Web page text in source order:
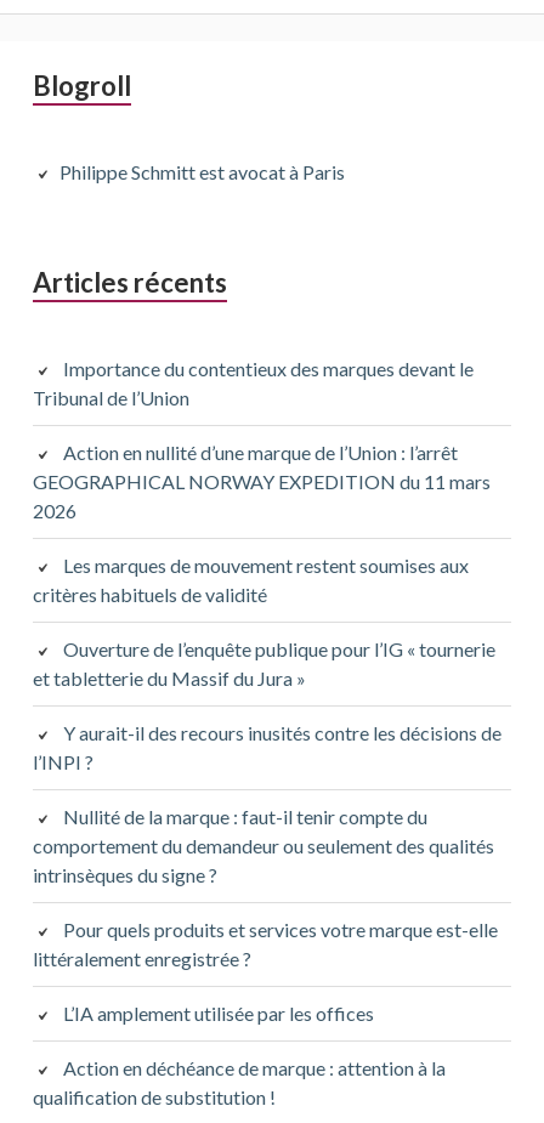
Barre
principale
Blogroll
Philippe Schmitt est avocat à Paris
Articles récents
Importance du contentieux des marques devant le
Tribunal de l’Union
Action en nullité d’une marque de l’Union : l’arrêt
GEOGRAPHICAL NORWAY EXPEDITION du 11 mars
2026
Les marques de mouvement restent soumises aux
critères habituels de validité
Ouverture de l’enquête publique pour l’IG « tournerie
et tabletterie du Massif du Jura »
Y aurait-il des recours inusités contre les décisions de
l’INPI ?
Nullité de la marque : faut-il tenir compte du
comportement du demandeur ou seulement des qualités
intrinsèques du signe ?
Pour quels produits et services votre marque est-elle
littéralement enregistrée ?
L’IA amplement utilisée par les offices
Action en déchéance de marque : attention à la
qualification de substitution !